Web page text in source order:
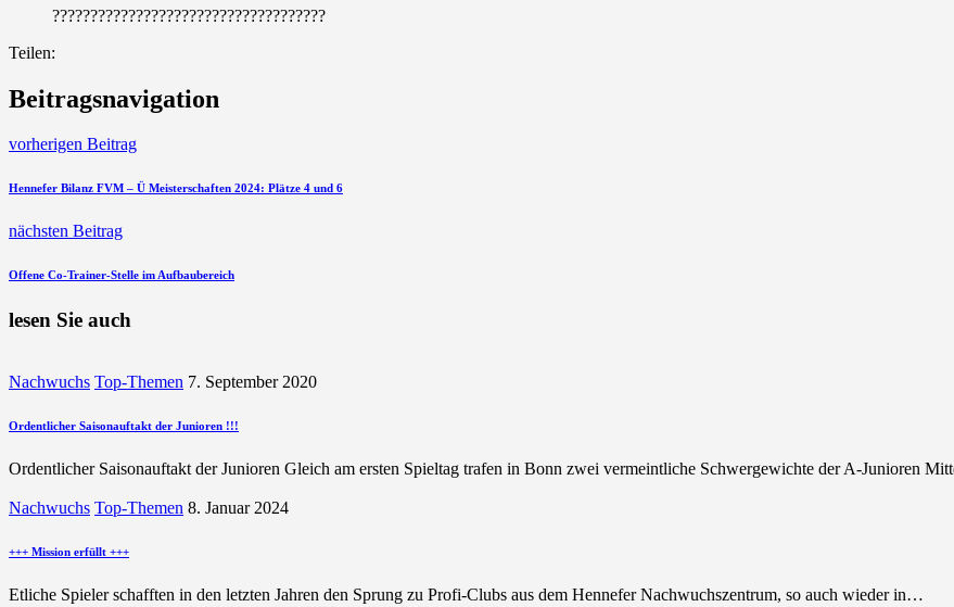
????????????????????????????????????
Teilen:
Beitragsnavigation
vorherigen Beitrag
Hennefer Bilanz FVM – Ü Meisterschaften 2024: Plätze 4 und 6
nächsten Beitrag
Offene Co-Trainer-Stelle im Aufbaubereich
lesen Sie auch
Nachwuchs Top-Themen 7. September 2020
Ordentlicher Saisonauftakt der Junioren !!!
Ordentlicher Saisonauftakt der Junioren Gleich am ersten Spieltag trafen in Bonn zwei vermeintliche Schwergewichte der A-Junioren
Nachwuchs Top-Themen 8. Januar 2024
+++ Mission erfüllt +++
Etliche Spieler schafften in den letzten Jahren den Sprung zu Profi-Clubs aus dem Hennefer Nachwuchszentrum, so auch wieder in…